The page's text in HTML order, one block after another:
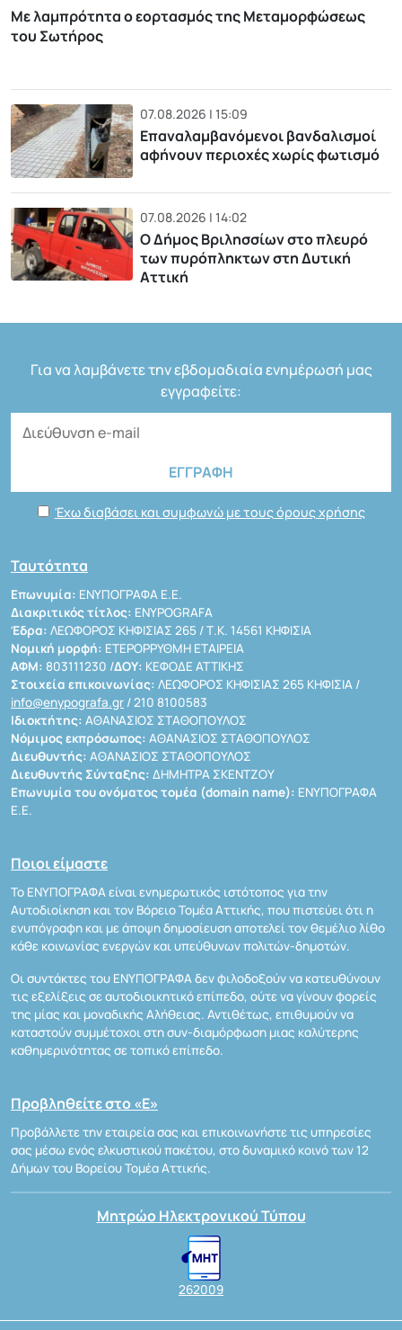
Με λαμπρότητα ο εορτασμός της Μεταμορφώσεως
του Σωτήρος
07.08.2026 | 15:09
Επαναλαμβανόμενοι βανδαλισμοί
αφήνουν περιοχές χωρίς φωτισμό
07.08.2026 | 14:02
Ο Δήμος Βριλησσίων στο πλευρό
των πυρόπληκτων στη Δυτική
Αττική
Για να λαμβάνετε την εβδομαδιαία ενημέρωσή μας
εγγραφείτε:
Έχω διαβάσει και συμφωνώ με τους όρους χρήσης
Ταυτότητα
Επωνυμία: ΕΝΥΠΟΓΡΑΦΑ Ε.Ε.
Διακριτικός τίτλος: ENYPOGRAFA
Έδρα: ΛΕΩΦΟΡΟΣ ΚΗΦΙΣΙΑΣ 265 / Τ.Κ. 14561 ΚΗΦΙΣΙΑ
Νομική μορφή: ΕΤΕΡΟΡΡΥΘΜΗ ΕΤΑΙΡΕΙΑ
ΑΦΜ: 803111230 /ΔΟΥ: ΚΕΦΟΔΕ ΑΤΤΙΚΗΣ
Στοιχεία επικοινωνίας: ΛΕΩΦΟΡΟΣ ΚΗΦΙΣΙΑΣ 265 ΚΗΦΙΣΙΑ /
info@enypografa.gr / 210 8100583
Ιδιοκτήτης: ΑΘΑΝΑΣΙΟΣ ΣΤΑΘΟΠΟΥΛΟΣ
Νόμιμος εκπρόσωπος: ΑΘΑΝΑΣΙΟΣ ΣΤΑΘΟΠΟΥΛΟΣ
Διευθυντής: ΑΘΑΝΑΣΙΟΣ ΣΤΑΘΟΠΟΥΛΟΣ
Διευθυντής Σύνταξης: ΔΗΜΗΤΡΑ ΣΚΕΝΤΖΟΥ
Επωνυμία του ονόματος τομέα (domain name): ΕΝΥΠΟΓΡΑΦΑ
Ε.Ε.
Ποιοι είμαστε
Το ΕΝΥΠΟΓΡΑΦΑ είναι ενημερωτικός ιστότοπος για την
Αυτοδιοίκηση και τον Βόρειο Τομέα Αττικής, που πιστεύει ότι η
ενυπόγραφη και με άποψη δημοσίευση αποτελεί τον θεμέλιο λίθο
κάθε κοινωνίας ενεργών και υπεύθυνων πολιτών-δημοτών.
Οι συντάκτες του ΕΝΥΠΟΓΡΑΦΑ δεν φιλοδοξούν να κατευθύνουν
τις εξελίξεις σε αυτοδιοικητικό επίπεδο, ούτε να γίνουν φορείς
της μίας και μοναδικής Αλήθειας. Αντιθέτως, επιθυμούν να
καταστούν συμμέτοχοι στη συν-διαμόρφωση μιας καλύτερης
καθημερινότητας σε τοπικό επίπεδο.
Προβληθείτε στο «Ε»
Προβάλλετε την εταιρεία σας και επικοινωνήστε τις υπηρεσίες
σας μέσω ενός ελκυστικού πακέτου, στο δυναμικό κοινό των 12
Δήμων του Βορείου Τομέα Αττικής.
Μητρώο Ηλεκτρονικού Τύπου
262009